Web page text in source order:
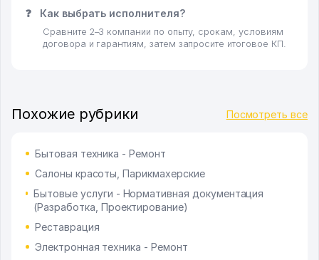
❓ Как выбрать исполнителя?
Сравните 2–3 компании по опыту, срокам, условиям
договора и гарантиям, затем запросите итоговое КП.
Похожие рубрики Посмотреть все
Бытовая техника - Ремонт
Салоны красоты, Парикмахерские
Бытовые услуги - Нормативная документация
(Разработка, Проектирование)
Реставрация
Электронная техника - Ремонт